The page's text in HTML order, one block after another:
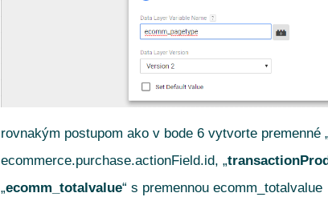
rovnakým postupom ako v bode 6 vytvorte premenné „
ecommerce.purchase.actionField.id, „
„ecomm_totalvalue“ s premennou ecomm_totalvalue